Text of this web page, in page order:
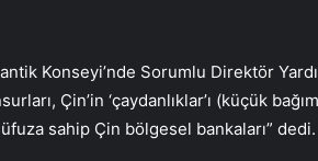
Konseyi’nde Sorumlu Direktör
Çin’in ‘çaydanlıklar’ı (küçük
sahip Çin bölgesel bankaları” dedi.